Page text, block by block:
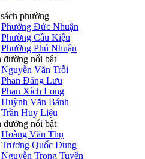
phường
Phường Đức Nhuận
Phường Cầu Kiệu
Phường Phú Nhuận
đường nổi bật
Nguyễn Văn Trỗi
Phan Đăng Lưu
Phan Xích Long
Huỳnh Văn Bánh
Trần Huy Liệu
đường nổi bật
Hoàng Văn Thụ
Trương Quốc Dung
Nguyễn Trọng Tuyển